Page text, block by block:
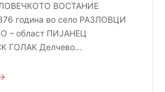
ВОСТАНИЕ
година во село РАЗЛОВЦИ
– област ПИЈАНЕЦ
ГОЛАК Делчево...